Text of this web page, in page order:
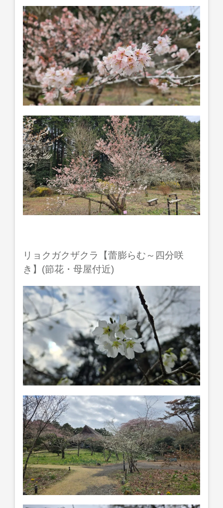
リョクガクザクラ【蕾膨らむ～四分咲
き】(節花・母屋付近)